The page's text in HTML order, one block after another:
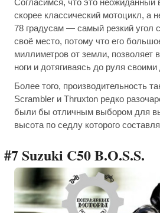
скорее классический мотоцикл, а
78 градусам — самый резкий угол
своё место, потому что его
миллиметров от земли,
ноги и дотягиваясь до руля
Более того, производительность
Scrambler и Thruxton редко
были бы отличным выбором для
высота по седлу которого
#7 Suzuki C50 B.O.S.S.